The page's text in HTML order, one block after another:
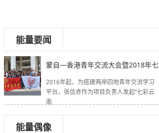
能量要闻
蒙自—香港青年交流大会暨2018年七
2016年起，为搭建两岸四地青年交流学习
平台，张信赤作为项目负责人发起“七彩云
南
能量偶像